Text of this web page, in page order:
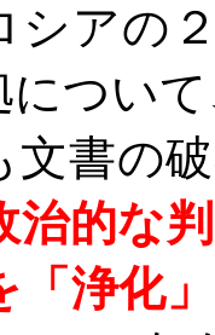
シアの
につい
文書の
治的な
「浄化